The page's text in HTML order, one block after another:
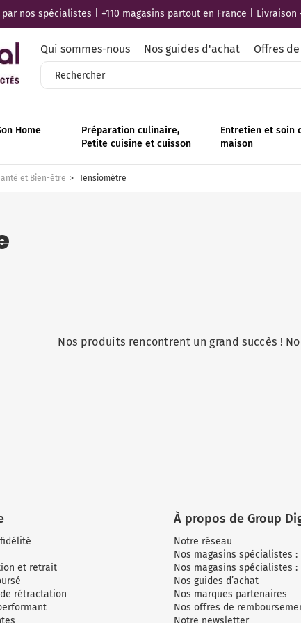
nos spécialistes | +110 magasins partout en France |
Qui sommes-nous Nos guides d'achat Offres
Home
Préparation culinaire,
Petite cuisine et cuisson
Entretien et soin
maison
et Bien-être Tensiomètre
Nos produits rencontrent un grand succès !
et retrait
rétractation
À propos de Group
Notre réseau
Nos magasins spécialistes :
Nos magasins spécialistes
Nos guides d’achat
Nos marques partenaires
Nos offres de
Notre newsletter